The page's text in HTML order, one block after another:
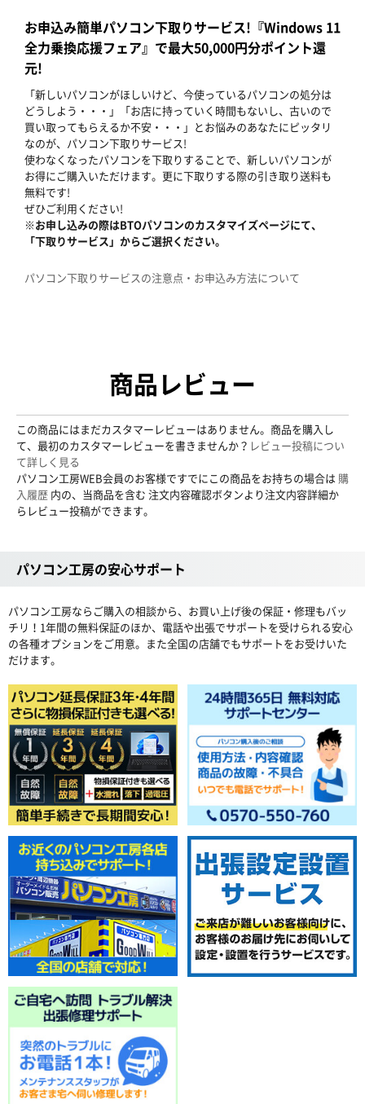
お申込み簡単パソコン下取りサービス!『Windows 11
全力乗換応援フェア』で最大50,000円分ポイント還
元!
「新しいパソコンがほしいけど、今使っているパソコンの処分は
どうしよう・・・」「お店に持っていく時間もないし、古いので
買い取ってもらえるか不安・・・」とお悩みのあなたにピッタリ
なのが、パソコン下取りサービス!
使わなくなったパソコンを下取りすることで、新しいパソコンが
お得にご購入いただけます。更に下取りする際の引き取り送料も
無料です!
ぜひご利用ください!
※お申し込みの際はBTOパソコンのカスタマイズページにて、
「下取りサービス」からご選択ください。
パソコン下取りサービスの注意点・お申込み方法について
商品レビュー
この商品にはまだカスタマーレビューはありません。商品を購入し
て、最初のカスタマーレビューを書きませんか？ レビュー投稿につい
て詳しく見る
パソコン工房WEB会員のお客様ですでにこの商品をお持ちの場合は 購
入履歴 内の、当商品を含む 注文内容確認ボタンより注文内容詳細か
らレビュー投稿ができます。
パソコン工房の安心サポート
パソコン工房ならご購入の相談から、お買い上げ後の保証・修理もバッ
チリ！1年間の無料保証のほか、電話や出張でサポートを受けられる安心
の各種オプションをご用意。また全国の店舗でもサポートをお受けいた
だけます。